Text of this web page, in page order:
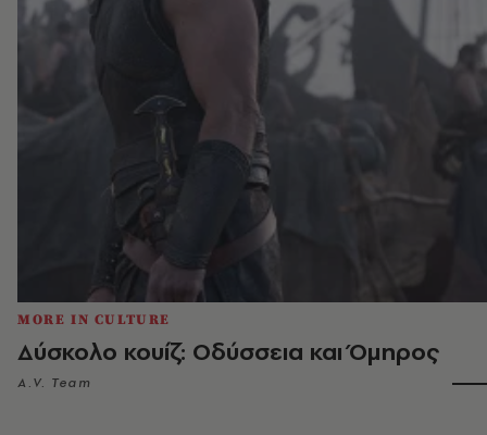
MORE IN CULTURE
Δύσκολο κουίζ: Οδύσσεια και Όμηρος
A.V. Team